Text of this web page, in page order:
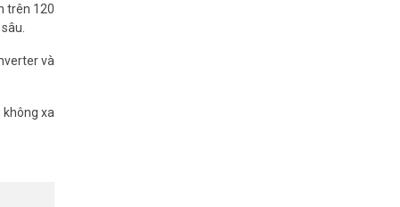
trên 120
và
xa